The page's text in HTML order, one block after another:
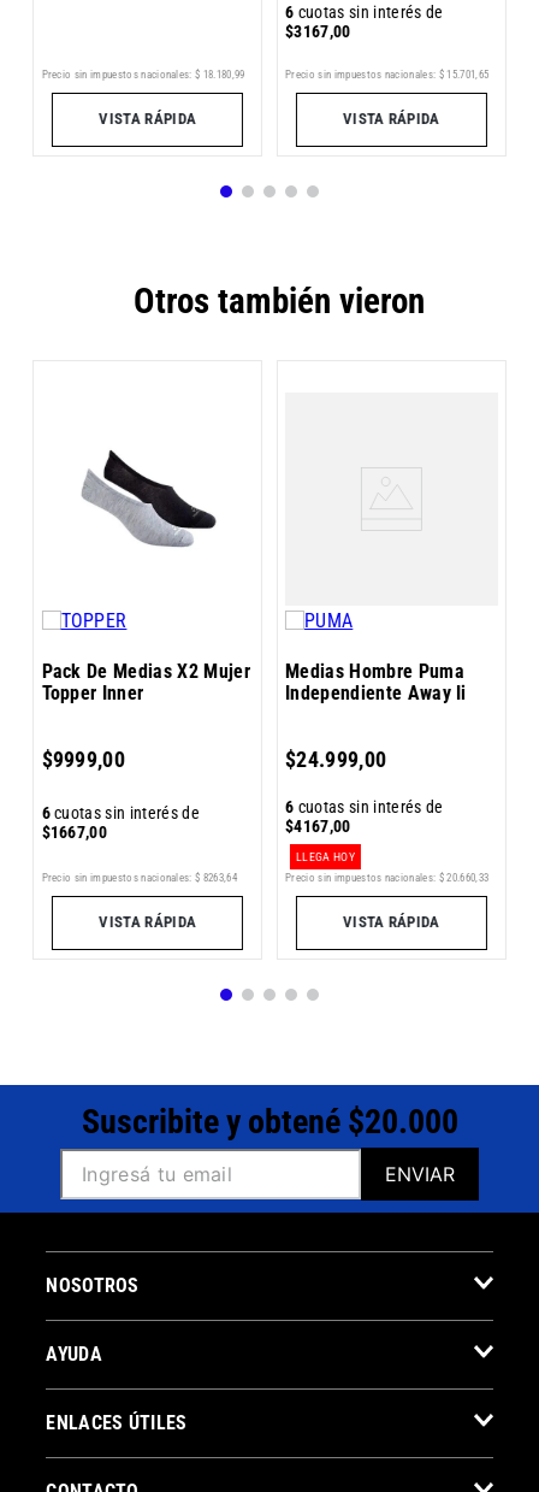
Precio sin impuestos nacionales: $ 18 180 99
VISTA RÁPIDA
6 cuotas sin interés de
$3167,00
Precio sin impuestos nacionales: $ 15.701 65
VISTA RÁPIDA
Otros también vieron
Pack De Medias X2 Mujer
Topper Inner
$9999,00
6cuotas sin interés de
$1667,00
Precio sin impuestos nacionales: $ 8263,64
VISTA RÁPIDA
Medias Hombre Puma
Independiente Away Ii
$24.999,00
6 cuotas sin interés de
$4167,00
LLEGA HOY
Precio sin impuestos nacionales: $ 20.660 33
VISTA RÁPIDA
Suscribite y obtené $20.000
ENVIAR
NOSOTROS
AYUDA
ENLACES ÚTILES